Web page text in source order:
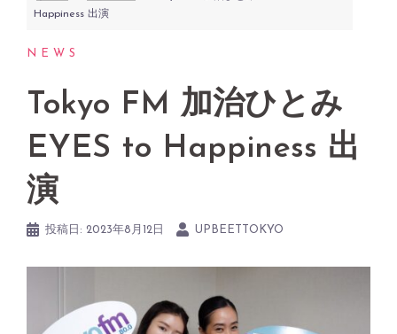
Happiness 出演
NEWS
Tokyo FM 加治ひとみ
EYES to Happiness 出
演
投稿日: 2023年8月12日 UPBEETTOKYO